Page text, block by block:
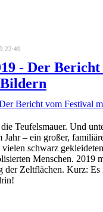
22:49
- Der Bericht
Teufelsmauer. Und
Jahr – ein großer,
schwarz
Menschen. 2019
der Zeltflächen. Kurz: Es